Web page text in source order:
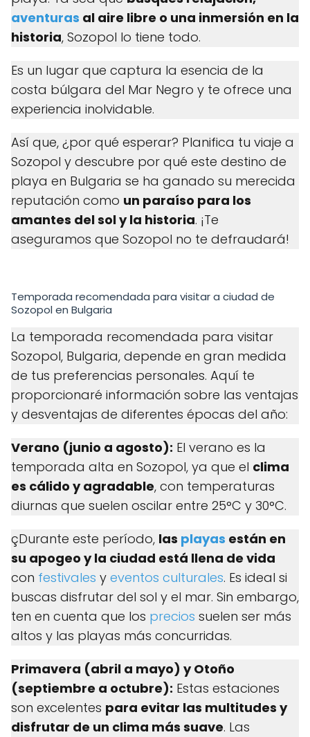
aventuras al aire libre o una inmersión en la
historia, Sozopol lo tiene todo.
Es un lugar que captura la esencia de la
costa búlgara del Mar Negro y te ofrece una
experiencia inolvidable.
Así que, ¿por qué esperar? Planifica tu viaje a
Sozopol y descubre por qué este destino de
playa en Bulgaria se ha ganado su merecida
reputación como un paraíso para los
amantes del sol y la historia. ¡Te
aseguramos que Sozopol no te defraudará!
Temporada recomendada para visitar a ciudad de
Sozopol en Bulgaria
La temporada recomendada para visitar
Sozopol, Bulgaria, depende en gran medida
de tus preferencias personales. Aquí te
proporcionaré información sobre las ventajas
y desventajas de diferentes épocas del año:
Verano (junio a agosto): El verano es la
temporada alta en Sozopol, ya que el clima
es cálido y agradable, con temperaturas
diurnas que suelen oscilar entre 25°C y 30°C.
çDurante este período, las playas están en
su apogeo y la ciudad está llena de vida
con festivales y eventos culturales. Es ideal si
buscas disfrutar del sol y el mar. Sin embargo,
ten en cuenta que los precios suelen ser más
altos y las playas más concurridas.
Primavera (abril a mayo) y Otoño
(septiembre a octubre): Estas estaciones
son excelentes para evitar las multitudes y
disfrutar de un clima más suave. Las